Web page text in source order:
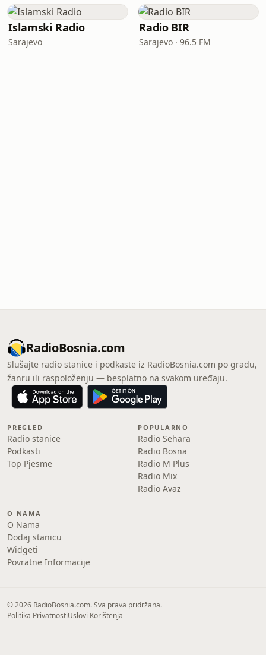
Islamski Radio
Sarajevo
Radio BIR
Sarajevo · 96.5 FM
RadioBosnia.com
Slušajte radio stanice i podkaste iz RadioBosnia.com po gradu,
žanru ili raspoloženju — besplatno na svakom uređaju.
PREGLED
Radio stanice
Podkasti
Top Pjesme
POPULARNO
Radio Sehara
Radio Bosna
Radio M Plus
Radio Mix
Radio Avaz
O NAMA
O Nama
Dodaj stanicu
Widgeti
Povratne Informacije
© 2026 RadioBosnia.com. Sva prava pridržana.
Politika PrivatnostiUslovi Korištenja